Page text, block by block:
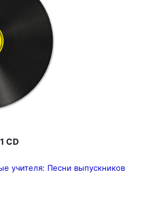
1 CD
учителя: Песни выпускников